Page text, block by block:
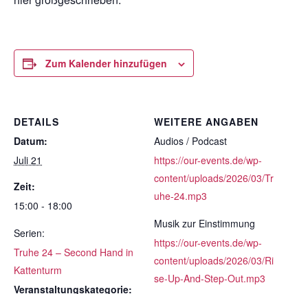
Zum Kalender hinzufügen
DETAILS
Datum:
Juli 21
Zeit:
15:00 - 18:00
Serien:
Truhe 24 – Second Hand in
Kattenturm
Veranstaltungskategorie:
WEITERE ANGABEN
Audios / Podcast
https://our-events.de/wp-
content/uploads/2026/03/Tr
uhe-24.mp3
Musik zur Einstimmung
https://our-events.de/wp-
content/uploads/2026/03/Ri
se-Up-And-Step-Out.mp3